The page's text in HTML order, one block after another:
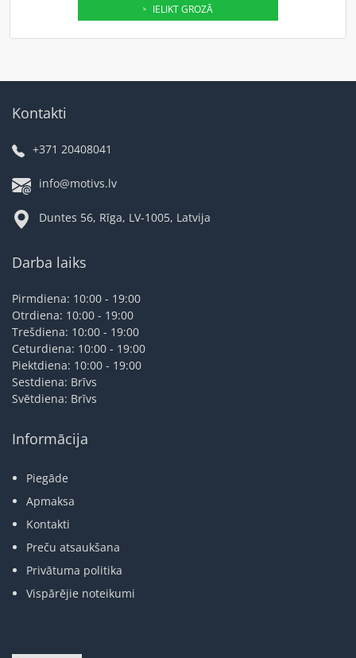
IELIKT GROZĀ
Kontakti
+371 20408041
info@motivs.lv
Duntes 56, Rīga, LV-1005, Latvija
Darba laiks
Pirmdiena: 10:00 - 19:00
Otrdiena: 10:00 - 19:00
Trešdiena: 10:00 - 19:00
Ceturdiena: 10:00 - 19:00
Piektdiena: 10:00 - 19:00
Sestdiena: Brīvs
Svētdiena: Brīvs
Informācija
Piegāde
Apmaksa
Kontakti
Preču atsaukšana
Privātuma politika
Vispārējie noteikumi